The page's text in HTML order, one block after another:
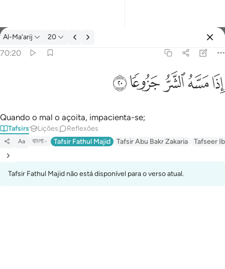
Tafsir: Al-Ma'arij 70:20
Al-Ma'arij 20
70:20
ﱰﱱﱲﱳﱴ
Quando o mal o açoita, impacienta-se;
Tafsirs Lições Reflexões
Aa বাংলা Tafsir Fathul Majid Tafsir Abu Bakr Zakaria Tafseer
Tafsir Fathul Majid não está disponível para o verso atual.